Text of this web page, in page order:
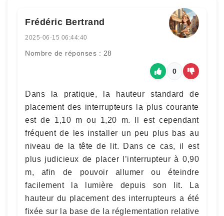
Frédéric Bertrand
2025-06-15 06:44:40
Nombre de réponses : 28
0
Dans la pratique, la hauteur standard de
placement des interrupteurs la plus courante
est de 1,10 m ou 1,20 m. Il est cependant
fréquent de les installer un peu plus bas au
niveau de la tête de lit. Dans ce cas, il est
plus judicieux de placer l’interrupteur à 0,90
m, afin de pouvoir allumer ou éteindre
facilement la lumière depuis son lit. La
hauteur du placement des interrupteurs a été
fixée sur la base de la réglementation relative